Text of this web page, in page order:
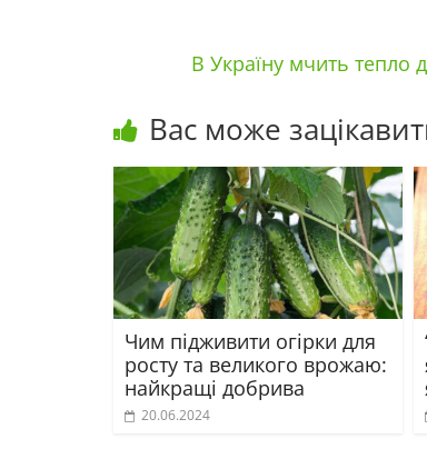
В Україну мчить тепло
Вас може
Чим підживити огірки для
росту та великого врожаю:
найкращі добрива
20.06.2024